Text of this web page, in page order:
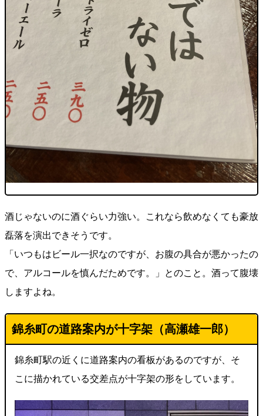
酒じゃないのに酒ぐらい力強い。これなら飲めなくても豪放
磊落を演出できそうです。
「いつもはビール一択なのですが、お腹の具合が悪かったの
で、アルコールを慎んだためです。」とのこと。酒って腹壊
しますよね。
錦糸町の道路案内が十字架（高瀬雄一郎）
錦糸町駅の近くに道路案内の看板があるのですが、そ
こに描かれている交差点が十字架の形をしています。